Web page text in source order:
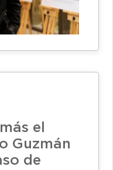
el
Guzmán
de